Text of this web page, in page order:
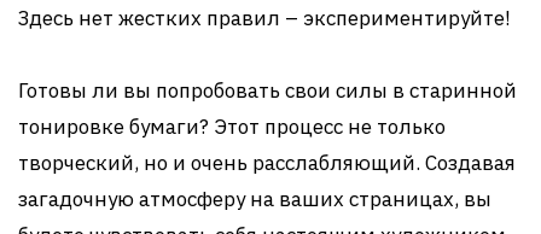
Здесь нет жестких правил – экспериментируйте!
Готовы ли вы попробовать свои силы в старинной
тонировке бумаги? Этот процесс не только
творческий, но и очень расслабляющий. Создавая
загадочную атмосферу на ваших страницах, вы